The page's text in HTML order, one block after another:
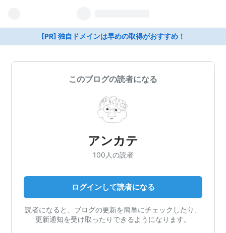
[PR] 独自ドメインは早めの取得がおすすめ！
このブログの読者になる
アンカテ
100人の読者
ログインして読者になる
読者になると、ブログの更新を簡単にチェックしたり、
更新通知を受け取ったりできるようになります。